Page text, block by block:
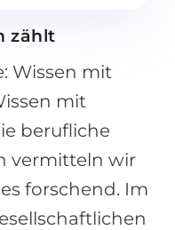
zählt
Wissen mit
mit
berufliche
vermitteln wir
forschend. Im